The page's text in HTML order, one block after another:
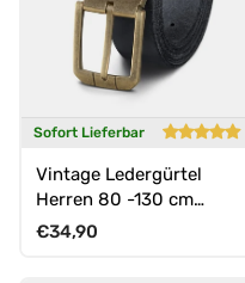
Sofort Lieferbar
Vintage Ledergürtel
Herren 80 -130 cm
kürzbar
Normaler Preis
€34,90